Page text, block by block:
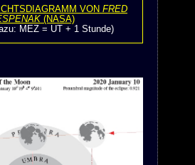
VON FRED
(NASA)
MEZ = UT + 1 Stunde)